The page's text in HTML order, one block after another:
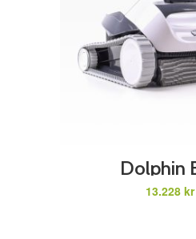
Dolphin
kr